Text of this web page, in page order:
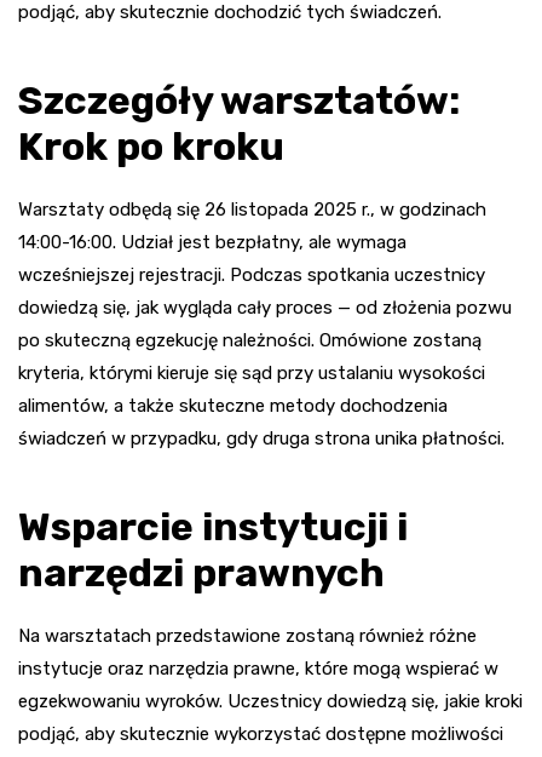
podjąć, aby skutecznie dochodzić tych świadczeń.
Szczegóły warsztatów:
Krok po kroku
Warsztaty odbędą się 26 listopada 2025 r., w godzinach
14:00-16:00. Udział jest bezpłatny, ale wymaga
wcześniejszej rejestracji. Podczas spotkania uczestnicy
dowiedzą się, jak wygląda cały proces — od złożenia pozwu
po skuteczną egzekucję należności. Omówione zostaną
kryteria, którymi kieruje się sąd przy ustalaniu wysokości
alimentów, a także skuteczne metody dochodzenia
świadczeń w przypadku, gdy druga strona unika płatności.
Wsparcie instytucji i
narzędzi prawnych
Na warsztatach przedstawione zostaną również różne
instytucje oraz narzędzia prawne, które mogą wspierać w
egzekwowaniu wyroków. Uczestnicy dowiedzą się, jakie kroki
podjąć, aby skutecznie wykorzystać dostępne możliwości